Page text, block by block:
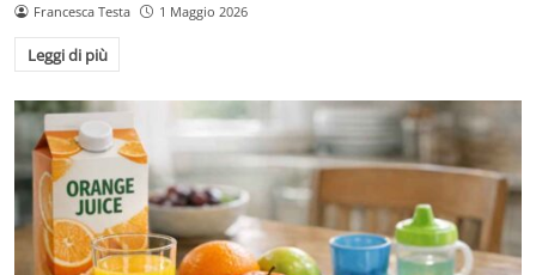
Francesca Testa 1 Maggio 2026
Leggi di più